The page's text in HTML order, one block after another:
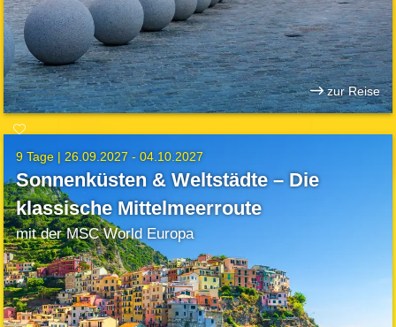
zur Reise
9 Tage | 26.09.2027 - 04.10.2027
Sonnenküsten & Weltstädte – Die
klassische Mittelmeerroute
mit der MSC World Europa